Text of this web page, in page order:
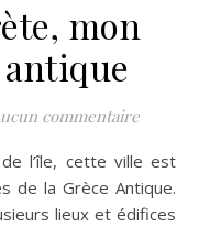
mon
commentaire
de la Grèce Antique.
lieux et édifices